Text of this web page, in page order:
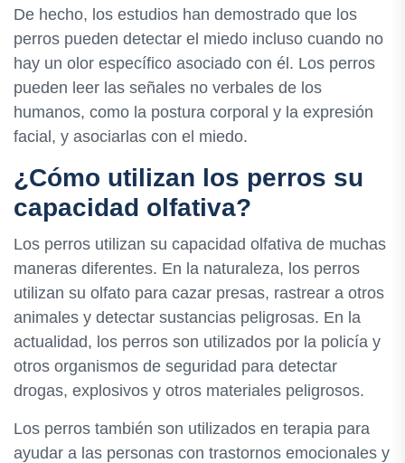
De hecho, los estudios han demostrado que los
perros pueden detectar el miedo incluso cuando no
hay un olor específico asociado con él. Los perros
pueden leer las señales no verbales de los
humanos, como la postura corporal y la expresión
facial, y asociarlas con el miedo.
¿Cómo utilizan los perros su
capacidad olfativa?
Los perros utilizan su capacidad olfativa de muchas
maneras diferentes. En la naturaleza, los perros
utilizan su olfato para cazar presas, rastrear a otros
animales y detectar sustancias peligrosas. En la
actualidad, los perros son utilizados por la policía y
otros organismos de seguridad para detectar
drogas, explosivos y otros materiales peligrosos.
Los perros también son utilizados en terapia para
ayudar a las personas con trastornos emocionales y